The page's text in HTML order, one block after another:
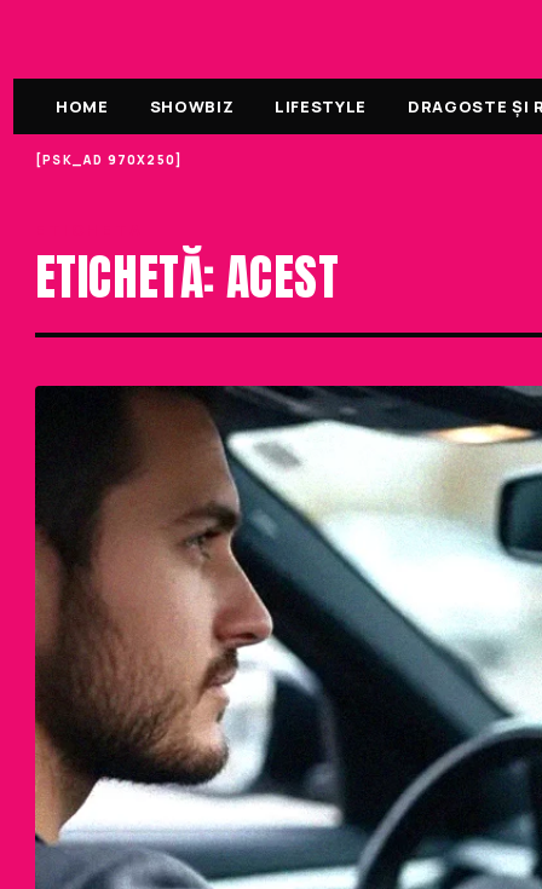
HOME SHOWBIZ LIFESTYLE DRAGOSTE ȘI
[PSK_AD 970X250]
ETICHETĂ: ACEST